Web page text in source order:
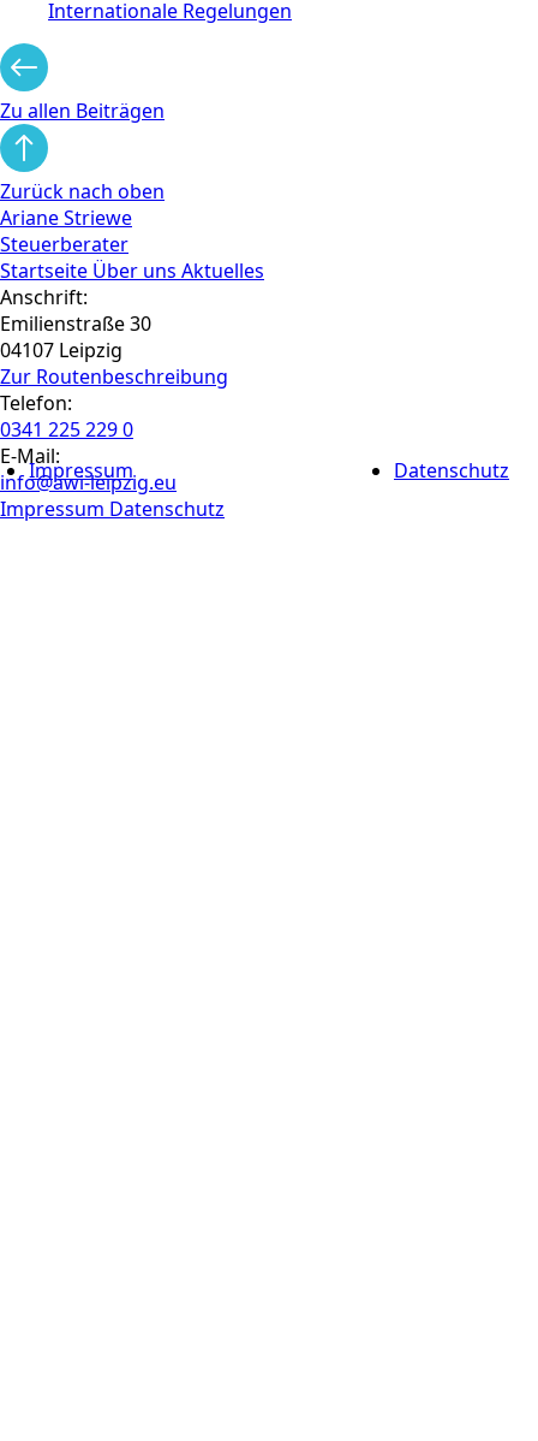
Impressum Datenschutz
Internationale Regelungen
Zu allen Beiträgen
Zurück nach oben
Ariane Striewe
Steuerberater
Startseite Über uns Aktuelles
Anschrift:
Emilienstraße 30
04107 Leipzig
Zur Routen­beschreibung
Telefon:
0341 225 229 0
E-Mail:
info@awi-leipzig.eu
Impressum Datenschutz